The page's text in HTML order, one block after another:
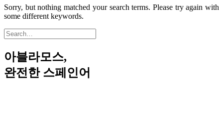
Sorry, but nothing matched your search terms. Please try again with
some different keywords.
아블라모스,
완전한 스페인어